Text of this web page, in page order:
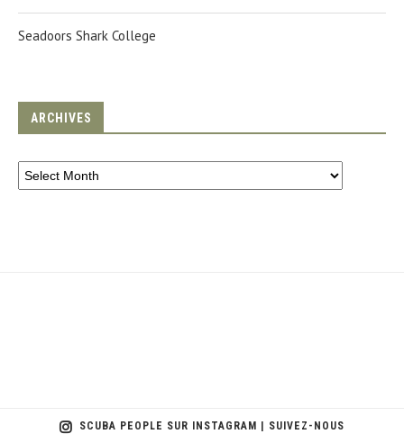
Seadoors Shark College
ARCHIVES
SCUBA PEOPLE SUR INSTAGRAM | SUIVEZ-NOUS